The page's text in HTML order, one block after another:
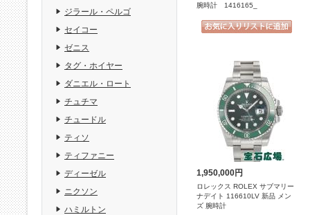
腕時計 1416165_
1,950,000円
ロレックス ROLEX サブマリー
ナデイト 116610LV 新品 メン
ズ 腕時計
ジラール・ペルゴ
セイコー
ゼニス
タグ・ホイヤー
ダニエル・ロート
チュチマ
チュードル
ティソ
ティファニー
ディーゼル
ニクソン
ハミルトン